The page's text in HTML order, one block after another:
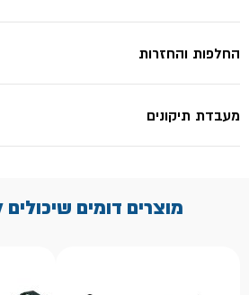
החלפות והחזרות
מעבדת תיקונים
מוצרים דומים שיכולים